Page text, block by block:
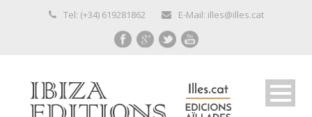
Tel: (+34) 619281862 E-Mail: illes@illes.cat